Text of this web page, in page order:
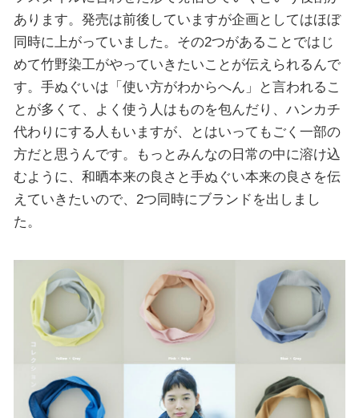
あります。発売は前後していますが企画としてはほぼ
同時に上がっていました。その2つがあることではじ
めて竹野染工がやっていきたいことが伝えられるんで
す。手ぬぐいは「使い方がわからへん」と言われるこ
とが多くて、よく使う人はものを包んだり、ハンカチ
代わりにする人もいますが、とはいってもごく一部の
方だと思うんです。もっとみんなの日常の中に溶け込
むように、和晒本来の良さと手ぬぐい本来の良さを伝
えていきたいので、2つ同時にブランドを出しまし
た。